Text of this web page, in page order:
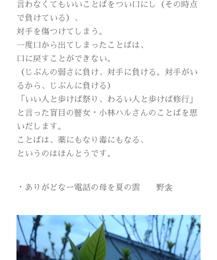
言わなくてもいいことばをつい口にし（その時点
で負けている）、
対手を傷つけてしまう。
一度口から出てしまったことばは、
口に戻すことができない。
（じぶんの弱さに負け、対手に負ける。対手がい
るから、じぶんに負ける）
「いい人と歩けば祭り、わるい人と歩けば修行」
と言った盲目の瞽女・小林ハルさんのことばを思
いだします。
ことばは、薬にもなり毒にもなる、
というのはほんとうです。
・ありがどなー電話の母を夏の雲 野衾